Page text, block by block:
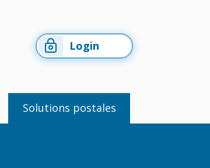
Login
Solutions postales